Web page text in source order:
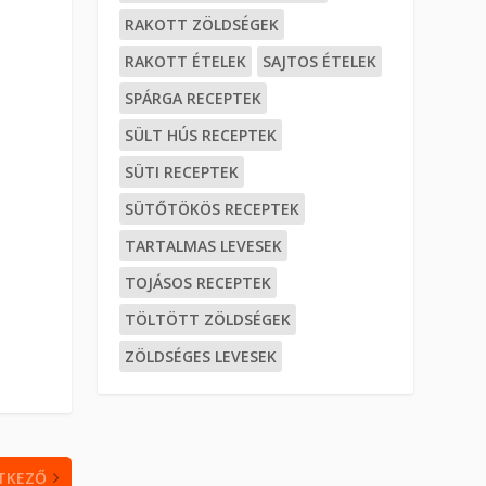
RAKOTT ZÖLDSÉGEK
RAKOTT ÉTELEK
SAJTOS ÉTELEK
SPÁRGA RECEPTEK
SÜLT HÚS RECEPTEK
SÜTI RECEPTEK
SÜTŐTÖKÖS RECEPTEK
TARTALMAS LEVESEK
TOJÁSOS RECEPTEK
TÖLTÖTT ZÖLDSÉGEK
ZÖLDSÉGES LEVESEK